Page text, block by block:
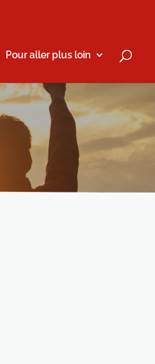
Pour aller plus loin